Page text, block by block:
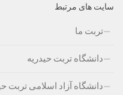
سایت های مرتبط
تربت ما
دانشگاه تربت حیدریه
دانشگاه آزاد اسلامی تربت